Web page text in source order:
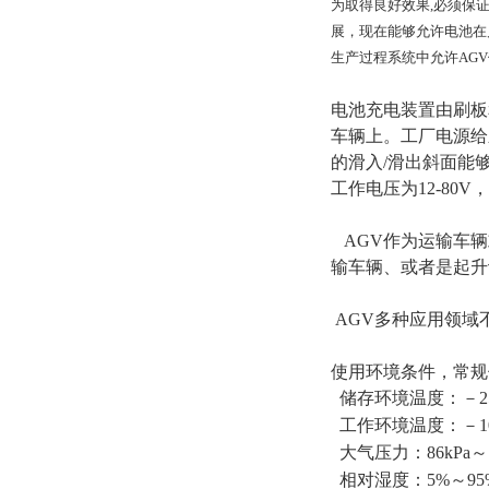
为取得良好效果,必须保
展，现在能够允许电池
生产过程系统中允许
电池充电装置由刷
车辆上。工厂电源
的滑入/滑出斜面能
工作电压为12-80V
AGV作为运输车
输车辆、或者是起
AGV多种应用领域
使用环境条件，常
储存环境温度：
工作环境温度：
大气压力：86kPa
相对湿度：5%～